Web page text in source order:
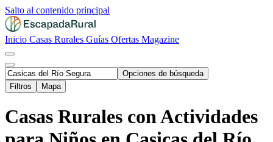
Salto al contenido principal
Inicio Casas Rurales Guías Ofertas Magazine
Opciones de búsqueda
Filtros
Mapa
Casas Rurales con Actividades